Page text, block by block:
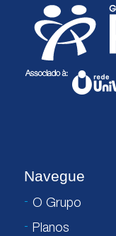
Navegue
O Grupo
Planos